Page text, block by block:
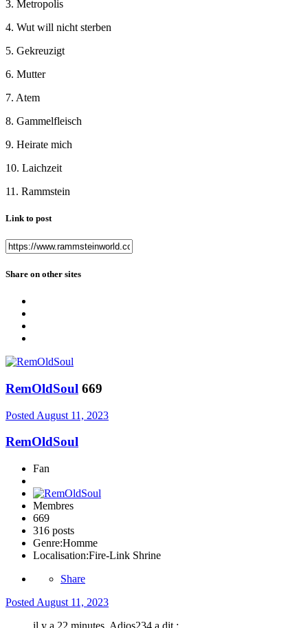
3. Metropolis
4. Wut will nicht sterben
5. Gekreuzigt
6. Mutter
7. Atem
8. Gammelfleisch
9. Heirate mich
10. Laichzeit
11. Rammstein
Link to post
Share on other sites
RemOldSoul 669
Posted August 11, 2023
RemOldSoul
Fan
Membres
669
316 posts
Genre:Homme
Localisation:Fire-Link Shrine
Share
Posted August 11, 2023